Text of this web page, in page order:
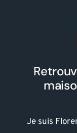
Je suis